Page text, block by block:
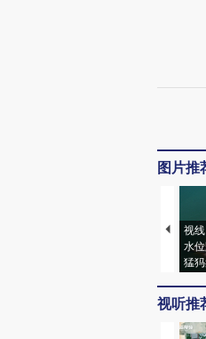
图片推
视
水
猛
视听推